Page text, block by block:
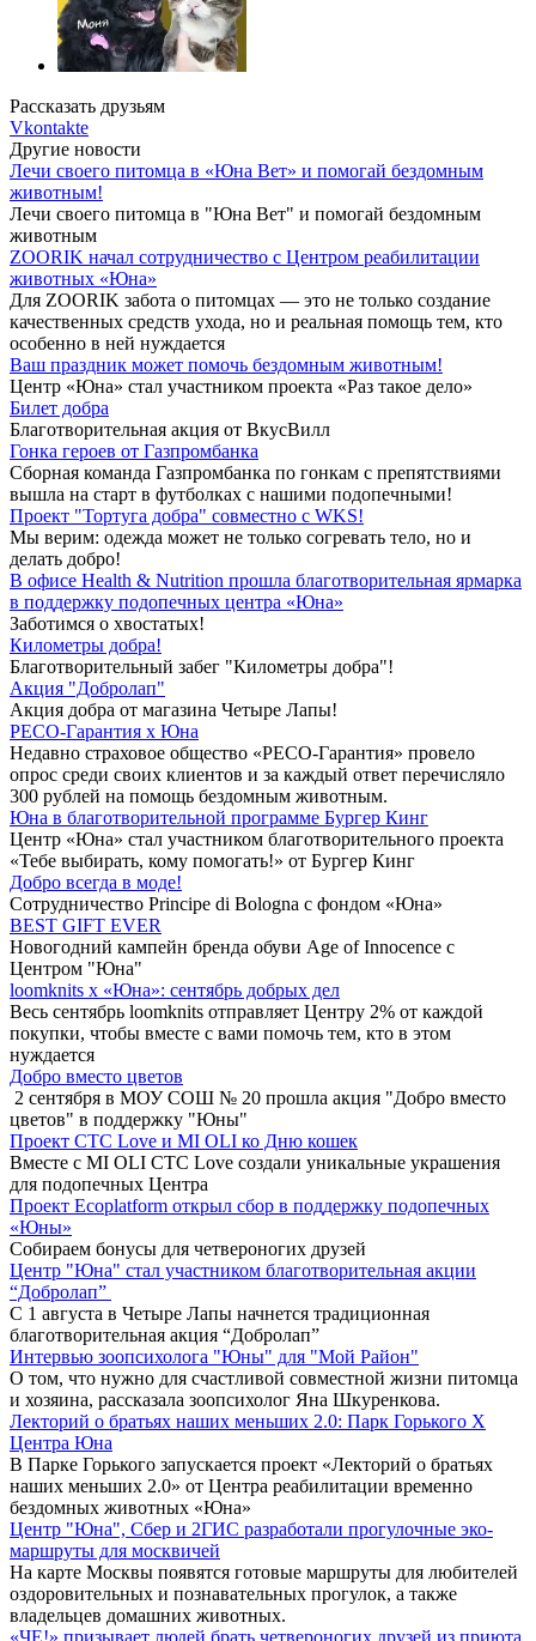
Рассказать друзьям
Vkontakte
Другие новости
Лечи своего питомца в «Юна Вет» и помогай бездомным
животным!
Лечи своего питомца в "Юна Вет" и помогай бездомным
животным
ZOORIK начал сотрудничество с Центром реабилитации
животных «Юна»
Для ZOORIK забота о питомцах — это не только создание
качественных средств ухода, но и реальная помощь тем, кто
особенно в ней нуждается
Ваш праздник может помочь бездомным животным!
Центр «Юна» стал участником проекта «Раз такое дело»
Билет добра
Благотворительная акция от ВкусВилл
Гонка героев от Газпромбанка
Сборная команда Газпромбанка по гонкам с препятствиями
вышла на старт в футболках с нашими подопечными!
Проект "Тортуга добра" совместно с WKS!
Мы верим: одежда может не только согревать тело, но и
делать добро!
В офисе Health & Nutrition прошла благотворительная ярмарка
в поддержку подопечных центра «Юна»
Заботимся о хвостатых!
Километры добра!
Благотворительный забег "Километры добра"!
Акция "Добролап"
Акция добра от магазина Четыре Лапы!
РЕСО-Гарантия х Юна
Недавно страховое общество «РЕСО-Гарантия» провело
опрос среди своих клиентов и за каждый ответ перечисляло
300 рублей на помощь бездомным животным.
Юна в благотворительной программе Бургер Кинг
Центр «Юна» стал участником благотворительного проекта
«Тебе выбирать, кому помогать!» от Бургер Кинг
Добро всегда в моде!
Сотрудничество Principe di Bologna с фондом «Юна»
BEST GIFT EVER
Новогодний кампейн бренда обуви Age of Innocence с
Центром "Юна"
loomknits х «Юна»: сентябрь добрых дел
Весь сентябрь loomknits отправляет Центру 2% от каждой
покупки, чтобы вместе с вами помочь тем, кто в этом
нуждается
Добро вместо цветов
2 сентября в МОУ СОШ № 20 прошла акция "Добро вместо
цветов" в поддержку "Юны"
Проект СТС Love и MI OLI ко Дню кошек
Вместе с MI OLI СТС Love создали уникальные украшения
для подопечных Центра
Проект Ecoplatform открыл сбор в поддержку подопечных
«Юны»
Собираем бонусы для четвероногих друзей
Центр "Юна" стал участником благотворительная акции
“Добролап”
С 1 августа в Четыре Лапы начнется традиционная
благотворительная акция “Добролап”
Интервью зоопсихолога "Юны" для "Мой Район"
О том, что нужно для счастливой совместной жизни питомца
и хозяина, рассказала зоопсихолог Яна Шкуренкова.
Лекторий о братьях наших меньших 2.0: Парк Горького X
Центра Юна
В Парке Горького запускается проект «Лекторий о братьях
наших меньших 2.0» от Центра реабилитации временно
бездомных животных «Юна»
Центр "Юна", Сбер и 2ГИС разработали прогулочные эко-
маршруты для москвичей
На карте Москвы появятся готовые маршруты для любителей
оздоровительных и познавательных прогулок, а также
владельцев домашних животных.
«ЧЕ!» призывает людей брать четвероногих друзей из приюта